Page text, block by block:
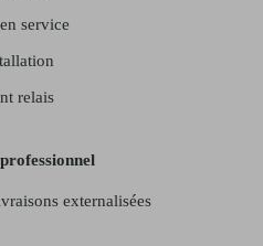
service
relais
externalisées